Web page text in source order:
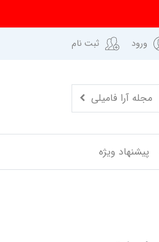
ورود ثبت نام
مجله آرا فامیلی
پیشنهاد ویژه